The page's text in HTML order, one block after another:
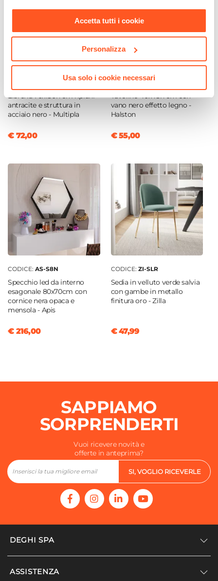
Accetta tutti i cookie
Personalizza
Usa solo i cookie necessari
Altezza Seduta
Materiale Seduta
Colore Seduta
Verde salvia
Colore Gambe
Nero
Verniciatura
Portata (Kg)
Reclinabile
Sfoderabile
Libreria 70x180h cm ripiani
antracite e struttura in
acciaio nero - Multipla
€ 72,00
CODICE:HS-4N
Tavolino 40x48h cm con
vano nero effetto legno -
Halston
€ 55,00
CODICE: AS-S8N
Specchio led da interno
esagonale 80x70cm con
cornice nera opaca e
mensola - Apis
€ 216,00
CODICE: ZI-SLR
Sedia in velluto verde salvia
con gambe in metallo
finitura oro - Zilla
€ 47,99
SAPPIAMO
SORPRENDERTI
Vuoi ricevere novità e
offerte in anteprima?
SI, VOGLIO RICEVERLE
DEGHI SPA
Accedi/Registrati
ASSISTENZA